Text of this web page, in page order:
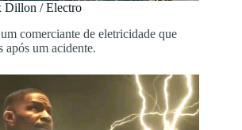
Dillon / Electro
comerciante de eletricidade que
após um acidente.